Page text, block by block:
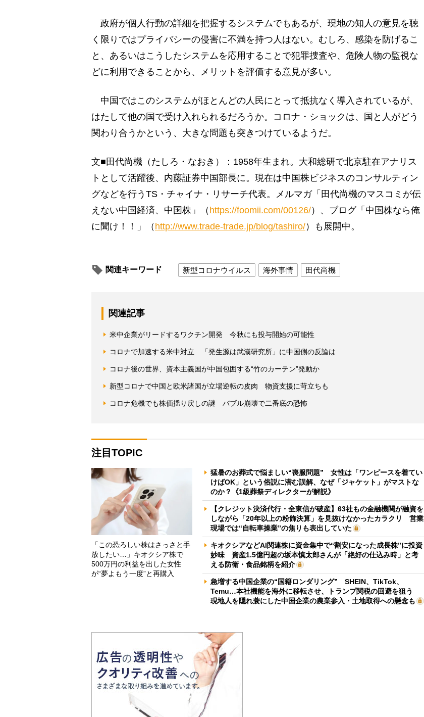
政府が個人行動の詳細を把握するシステムでもあるが、現地の知人の意見を聴
く限りではプライバシーの侵害に不満を持つ人はない。むしろ、感染を防げるこ
と、あるいはこうしたシステムを応用することで犯罪捜査や、危険人物の監視な
どに利用できることから、メリットを評価する意見が多い。
中国ではこのシステムがほとんどの人民にとって抵抗なく導入されているが、
はたして他の国で受け入れられるだろうか。コロナ・ショックは、国と人がどう
関わり合うかという、大きな問題も突きつけているようだ。
文■田代尚機（たしろ・なおき）：1958年生まれ。大和総研で北京駐在アナリス
トとして活躍後、内藤証券中国部長に。現在は中国株ビジネスのコンサルティン
グなどを行うTS・チャイナ・リサーチ代表。メルマガ「田代尚機のマスコミが伝
えない中国経済、中国株」（ https://foomii.com/00126/）、ブログ「中国株なら俺
に聞け！！」（ http://www.trade-trade.jp/blog/tashiro/）も展開中。
関連キーワード 新型コロナウイルス 海外事情 田代尚機
関連記事
米中企業がリードするワクチン開発 今秋にも投与開始の可能性
コロナで加速する米中対立 「発生源は武漢研究所」に中国側の反論は
コロナ後の世界、資本主義国が中国包囲する“竹のカーテン”発動か
新型コロナで中国と欧米諸国が立場逆転の皮肉 物資支援に苛立ちも
コロナ危機でも株価揺り戻しの謎 バブル崩壊で二番底の恐怖
注目TOPIC
「この恐ろしい株はさっさと手
放したい…」キオクシア株で
500万円の利益を出した女性
が“夢よもう一度”と再購入
猛暑のお葬式で悩ましい“喪服問題” 女性は「ワンピースを着てい
けばOK」という俗説に潜む誤解、なぜ「ジャケット」がマストな
のか？《1級葬祭ディレクターが解説》
【クレジット決済代行・全東信が破産】63社もの金融機関が融資を
しながら「20年以上の粉飾決算」を見抜けなかったカラクリ 営業
現場では“自転車操業”の焦りも表出していた
キオクシアなどAI関連株に資金集中で“割安になった成長株”に投資
妙味 資産1.5億円超の坂本慎太郎さんが「絶好の仕込み時」と考
える防衛・食品銘柄を紹介
急増する中国企業の“国籍ロンダリング” SHEIN、TikTok、
Temu…本社機能を海外に移転させ、トランプ関税の回避を狙う
現地人を隠れ蓑にした中国企業の農業参入・土地取得への懸念も